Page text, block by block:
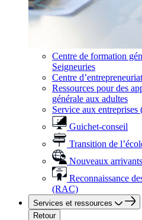
Centre de formation
Seigneuries
Centre
Ressources pour des
générale aux adultes
Service aux entreprises
Guichet-conseil
Transition de
Nouveaux arrivants
Reconnaissance
(RAC)
Services et ressources
Retour